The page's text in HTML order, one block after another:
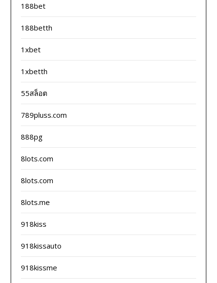
188bet
188betth
1xbet
1xbetth
55สล็อต
789pluss.com
888pg
8lots.com
8lots.com
8lots.me
918kiss
918kissauto
918kissme